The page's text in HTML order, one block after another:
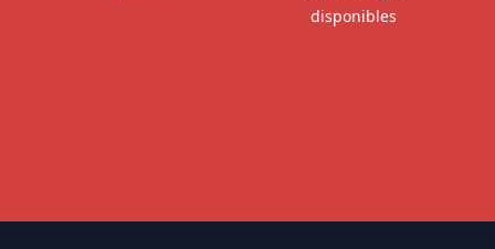
disponibles